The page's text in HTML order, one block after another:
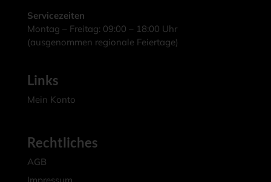
Servicezeiten
Montag – Freitag: 09:00 – 18:00 Uhr
(ausgenommen regionale Feiertage)
Links
Mein Konto
Rechtliches
AGB
Impressum